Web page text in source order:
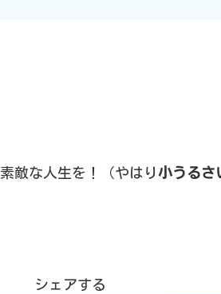
素敵な人生を！（やはり 小うるさ
シェアする